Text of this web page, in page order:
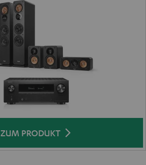
ZUM PRODUKT